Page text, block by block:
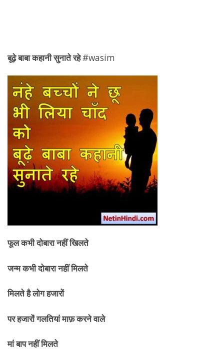
बूढ़े बाबा कहानी सुनाते रहे#wasim
फूल कभी दोबारा नहीं खिलते
जन्म कभी दोबारा नहीं मिलते
मिलते है लोग हजारों
पर हजारों गलतियां माफ़ करने वाले
मां बाप नहीं मिलते